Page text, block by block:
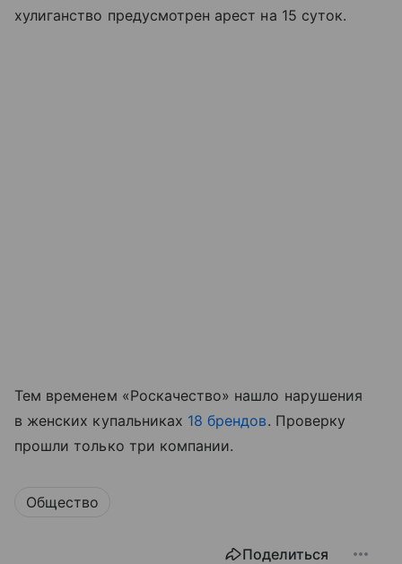
хулиганство предусмотрен арест на 15 суток.
Тем временем «Роскачество» нашло нарушения
в женских купальниках 18 брендов. Проверку
прошли только три компании.
Общество
Поделиться